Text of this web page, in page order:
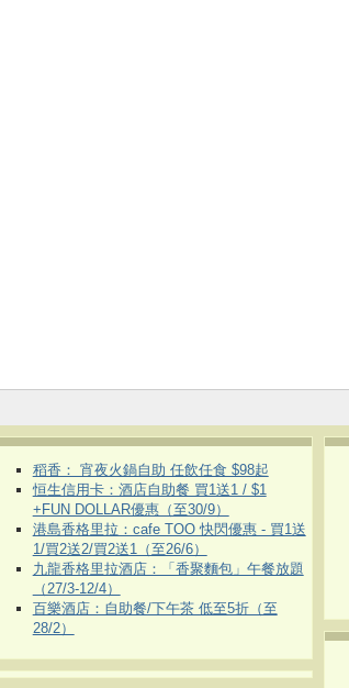
稻香： 宵夜火鍋自助 任飲任食 $98起
恒生信用卡：酒店自助餐 買1送1 / $1
+FUN DOLLAR優惠（至30/9）
港島香格里拉：cafe TOO 快閃優惠 - 買1送
1/買2送2/買2送1（至26/6）
九龍香格里拉酒店：「香聚麵包」午餐放題
（27/3-12/4）
百樂酒店：自助餐/下午茶 低至5折（至
28/2）